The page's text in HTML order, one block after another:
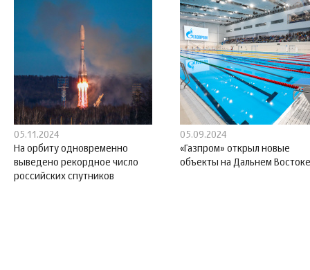
05.11.2024
На орбиту одновременно
выведено рекордное число
российских спутников
05.09.2024
«Газпром» открыл новые
объекты на Дальнем Востоке